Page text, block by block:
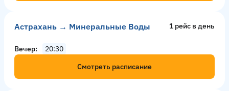
Астрахань → Минеральные Воды 1 рейс в день
Вечер
20:30
Смотреть расписание